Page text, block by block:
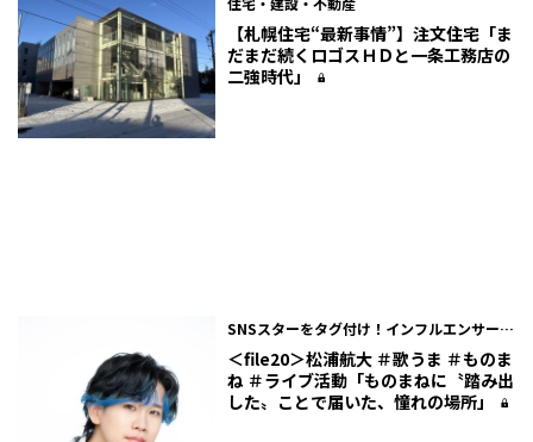
【札幌住宅“最新事情”】注文住宅「ま
だまだ続くロゴスＨＤと一条工務店の
二強時代」
SNSスターをタグ付け！インフルエンサー #
バズチャート
＜file20＞松浦航大 ＃歌うま ＃ものま
ね ＃ライブ活動「ものまねに〝踏み出
した〟ことで届いた、憧れの場所」